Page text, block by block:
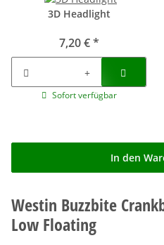
3D Headlight
7,20 €*
Sofort verfügbar
In den
Westin Buzzbite
Low Floating